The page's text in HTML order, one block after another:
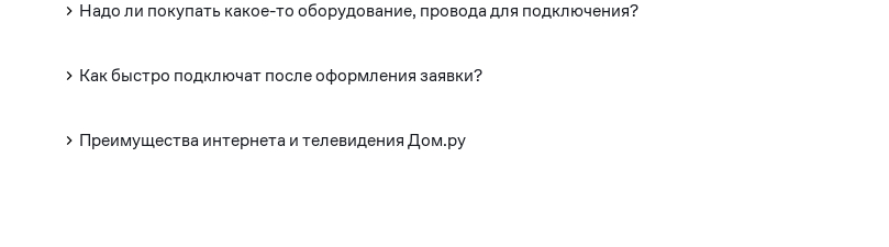
Надо ли покупать какое-то оборудование, провода для подключения?
Как быстро подключат после оформления заявки?
Преимущества интернета и телевидения Дом.ру